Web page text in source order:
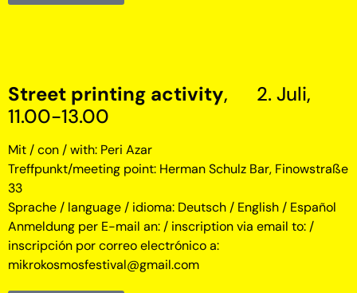
Street printing activity, 2. Juli,
11.00-13.00
Mit / con / with: Peri Azar
Treffpunkt/meeting point: Herman Schulz Bar, Finowstraße
33
Sprache / language / idioma: Deutsch / English / Español
Anmeldung per E-mail an: / inscription via email to: /
inscripción por correo electrónico a:
mikrokosmosfestival@gmail.com